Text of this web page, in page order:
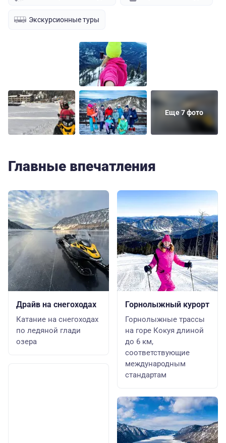
Экскурсионные туры
Еще 7 фото
Главные впечатления
Драйв на снегоходах
Катание на снегоходах
по ледяной глади
озера
Горнолыжный курорт
Горнолыжные трассы
на горе Кокуя длиной
до 6 км,
соответствующие
международным
стандартам